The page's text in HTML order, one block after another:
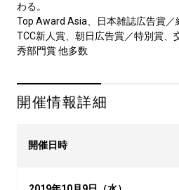
わる。
Top Award Asia、日本雑誌広告賞／
TCC新人賞、朝日広告賞／特別賞、
秀部門賞 他多数
開催情報詳細
開催日時